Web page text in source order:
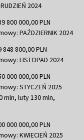
2024
800 000,00 PLN
PAŹDZIERNIK 2024
800,00 PLN
LISTOPAD 2024
000 000,00 PLN
STYCZEŃ 2025
mln, luty 130 mln,
000 000,00 PLN
KWIECIEŃ 2025